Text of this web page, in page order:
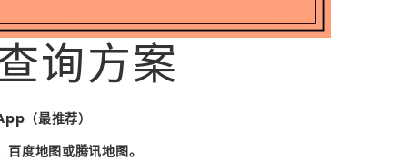
询方案
（最推荐）
百度地图或腾讯地图。